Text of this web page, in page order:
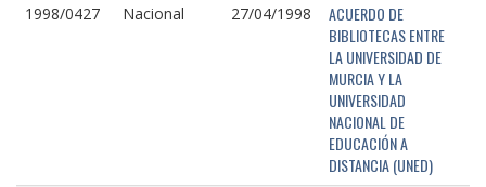
1998/0427 Nacional 27/04/1998
ACUERDO DE
BIBLIOTECAS ENTRE
LA UNIVERSIDAD DE
MURCIA Y LA
UNIVERSIDAD
NACIONAL DE
EDUCACIÓN A
DISTANCIA (UNED)